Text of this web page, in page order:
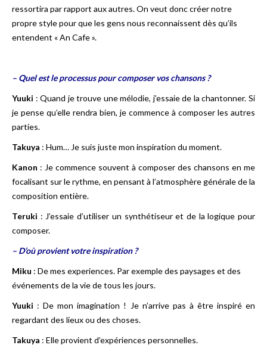
ressortira par rapport aux autres. On veut donc créer notre
propre style pour que les gens nous reconnaissent dès qu’ils
entendent « An Cafe ».
– Quel est le processus pour composer vos chansons ?
Yuuki : Quand je trouve une mélodie, j’essaie de la chantonner. Si
je pense qu’elle rendra bien, je commence à composer les autres
parties.
Takuya : Hum… Je suis juste mon inspiration du moment.
Kanon : Je commence souvent à composer des chansons en me
focalisant sur le rythme, en pensant à l’atmosphère générale de la
composition entière.
Teruki : J’essaie d’utiliser un synthétiseur et de la logique pour
composer.
– D’où provient votre inspiration ?
Miku : De mes experiences. Par exemple des paysages et des
événements de la vie de tous les jours.
Yuuki : De mon imagination ! Je n’arrive pas à être inspiré en
regardant des lieux ou des choses.
Takuya : Elle provient d’expériences personnelles.